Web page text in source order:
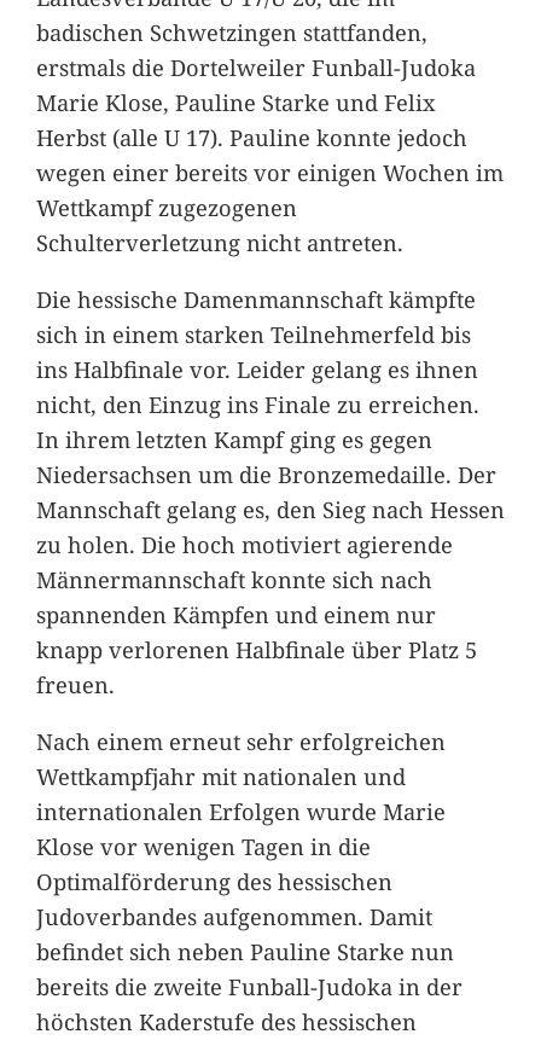
badischen Schwetzingen stattfanden,
erstmals die Dortelweiler Funball-Judoka
Marie Klose, Pauline Starke und Felix
Herbst (alle U 17). Pauline konnte jedoch
wegen einer bereits vor einigen Wochen im
Wettkampf zugezogenen
Schulterverletzung nicht antreten.
Die hessische Damenmannschaft kämpfte
sich in einem starken Teilnehmerfeld bis
ins Halbfinale vor. Leider gelang es ihnen
nicht, den Einzug ins Finale zu erreichen.
In ihrem letzten Kampf ging es gegen
Niedersachsen um die Bronzemedaille. Der
Mannschaft gelang es, den Sieg nach Hessen
zu holen. Die hoch motiviert agierende
Männermannschaft konnte sich nach
spannenden Kämpfen und einem nur
knapp verlorenen Halbfinale über Platz 5
freuen.
Nach einem erneut sehr erfolgreichen
Wettkampfjahr mit nationalen und
internationalen Erfolgen wurde Marie
Klose vor wenigen Tagen in die
Optimalförderung des hessischen
Judoverbandes aufgenommen. Damit
befindet sich neben Pauline Starke nun
bereits die zweite Funball-Judoka in der
höchsten Kaderstufe des hessischen